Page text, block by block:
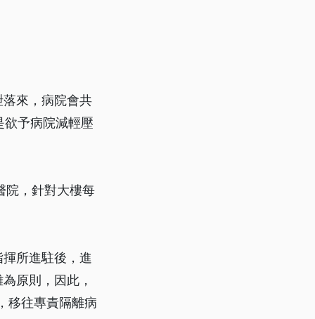
來，病院會共
予病院減輕壓
院，針對大樓每
所進駐後，進
原則，因此，
移往專責隔離病